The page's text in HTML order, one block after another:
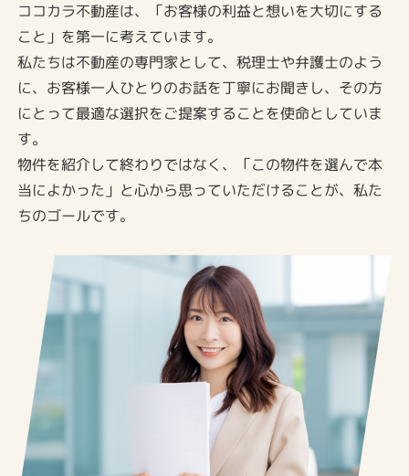
ココカラ不動産は、「お客様の利益と想いを大切にする
こと」を第一に考えています。
私たちは不動産の専門家として、税理士や弁護士のよう
に、お客様一人ひとりのお話を丁寧にお聞きし、その方
にとって最適な選択をご提案することを使命としていま
す。
物件を紹介して終わりではなく、「この物件を選んで本
当によかった」と心から思っていただけることが、私た
ちのゴールです。